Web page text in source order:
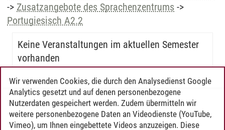
-> Zusatzangebote des Sprachenzentrums ->
Portugiesisch A2.2
Keine Veranstaltungen im aktuellen Semester
vorhanden
Timo Leder/30.06.2024
Wir verwenden Cookies, die durch den Analysedienst Google
Analytics gesetzt und auf denen personenbezogene
Nutzerdaten gespeichert werden. Zudem übermitteln wir
weitere personenbezogene Daten an Videodienste (YouTube,
Vimeo), um Ihnen eingebettete Videos anzuzeigen. Diese